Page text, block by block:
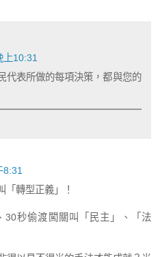
上10:31
代表所做的每項決策，都與您的
8:31
「轉型正義」！
30秒偷渡闖關叫「民主」、「法